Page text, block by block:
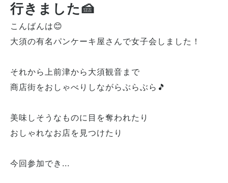
行きました🍰
こんばんは😊
大須の有名パンケーキ屋さんで女子会しました！
それから上前津から大須観音まで
商店街をおしゃべりしながらぶらぶら🎵
美味しそうなものに目を奪われたり
おしゃれなお店を見つけたり
今回参加でき...